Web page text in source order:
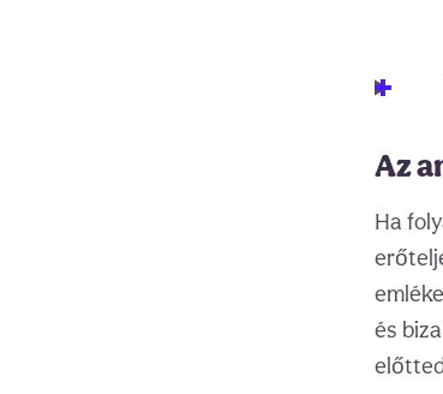
Az
Ha
és